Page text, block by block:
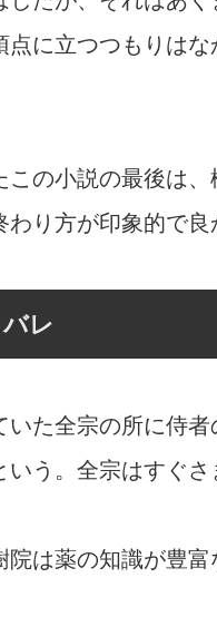
点に立つつもりは
この小説の最後は
り方が印象的で良
レ
いた全宗の所に侍
う。全宗はすぐさ
は薬の知識が豊